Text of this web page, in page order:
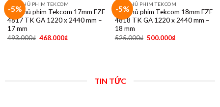
-5%
VÁN PHỦ PHIM TEKCOM
Ván phủ phim Tekcom 17mm EZF
4817 TK GA 1220 x 2440 mm –
17 mm
493.000₫ 468.000₫
-5%
VÁN PHỦ PHIM TEKCOM
Ván phủ phim Tekcom 18mm EZF
4818 TK GA 1220 x 2440 mm –
18 mm
525.000₫ 500.000₫
TIN TỨC